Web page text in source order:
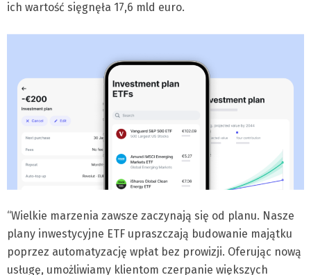
ich wartość sięgnęła 17,6 mld euro.
“Wielkie marzenia zawsze zaczynają się od planu. Nasze
plany inwestycyjne ETF upraszczają budowanie majątku
poprzez automatyzację wpłat bez prowizji. Oferując nową
usługę, umożliwiamy klientom czerpanie większych